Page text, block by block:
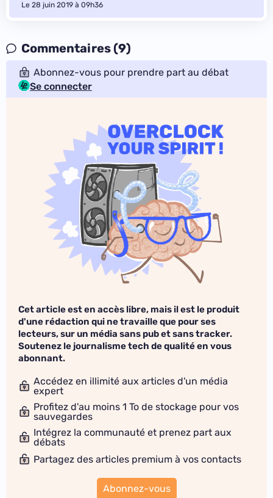
Le 28 juin 2019 à 09h36
Commentaires (9)
Abonnez-vous pour prendre part au débat
Se connecter
Cet article est en accès libre, mais il est le produit
d'une rédaction qui ne travaille que pour ses
lecteurs, sur un média sans pub et sans tracker.
Soutenez le journalisme tech de qualité en vous
abonnant.
Accédez en illimité aux articles d'un média
expert
Profitez d'au moins 1 To de stockage pour vos
sauvegardes
Intégrez la communauté et prenez part aux
débats
Partagez des articles premium à vos contacts
Abonnez-vous